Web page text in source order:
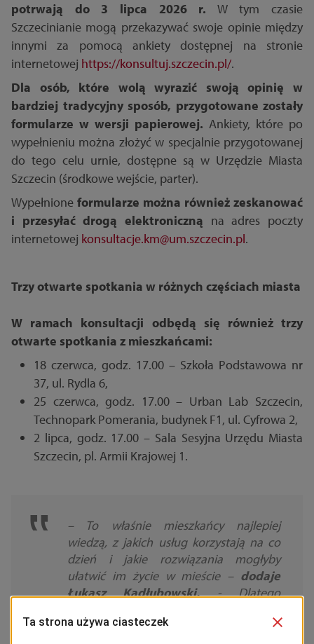
potrwają do 3 lipca 2026 r. W tym czasie
Szczecinianie mogą przekazywać swoje opinie między
innymi za pomocą ankiety dostępnej na stronie
internetowej https://konsultuj.szczecin.pl/.
Dla osób, które wolą wyrazić swoją opinię w
bardziej tradycyjny sposób, przygotowane zostały
formularze w wersji papierowej. Ankiety, które po
wypełnieniu można złożyć w specjalnie przygotowanej
do tego celu urnie, dostępne są w Urzędzie Miasta
Szczecin (środkowe wejście, parter).
Wypełnione formularze można również zeskanować
i przesyłać drogą elektroniczną na adres poczty
internetowej konsultacje.km@um.szczecin.pl.
Trzy otwarte spotkania w różnych częściach miasta
W ramach konsultacji odbędą się również trzy
otwarte spotkania z mieszkańcami:
18 czerwca, godz. 17.00 – Szkoła Podstawowa nr
37, ul. Rydla 6,
25 czerwca, godz. 17.00 – Urban Lab Szczecin,
Technopark Pomerania, budynek F1, ul. Cyfrowa 2,
2 lipca, godz. 17.00 – Sala Sesyjna Urzędu Miasta
Szczecin, pl. Armii Krajowej 1.
– To właśnie mieszkańcy najlepiej
wiedzą, z jakich usług korzystają na co
dzień i jakie rozwiązania mogłyby
ułatwić im życie w mieście– dodaje
Łukasz Kadłubowski.-Dlatego
To najlepsza okazja, by powiedzieć nam,